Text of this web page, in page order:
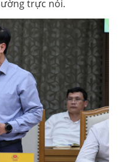
trực nói.